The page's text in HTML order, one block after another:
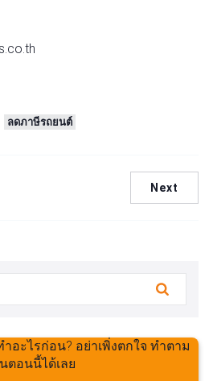
ลดภาษีรถยนต์
Next